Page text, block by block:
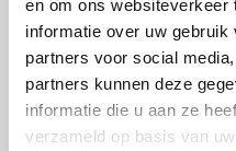
en om ons websiteverkeer
informatie over uw
partners voor social
partners kunnen deze
informatie die u aan ze
verzameld op basis van
All Accor